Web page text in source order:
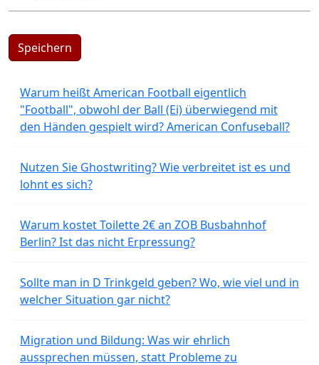
Speichern
Warum heißt American Football eigentlich
"Football", obwohl der Ball (Ei) überwiegend mit
den Händen gespielt wird? American Confuseball?
Nutzen Sie Ghostwriting? Wie verbreitet ist es und
lohnt es sich?
Warum kostet Toilette 2€ an ZOB Busbahnhof
Berlin? Ist das nicht Erpressung?
Sollte man in D Trinkgeld geben? Wo, wie viel und in
welcher Situation gar nicht?
Migration und Bildung: Was wir ehrlich
aussprechen müssen, statt Probleme zu